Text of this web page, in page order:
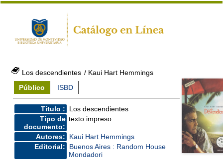
Los descendientes / Kaui Hart Hemmings
Público
ISBD
Título :
Los descendientes
Tipo de
documento:
texto impreso
Autores:
Kaui Hart Hemmings
Editorial:
Buenos Aires : Random House
Mondadori